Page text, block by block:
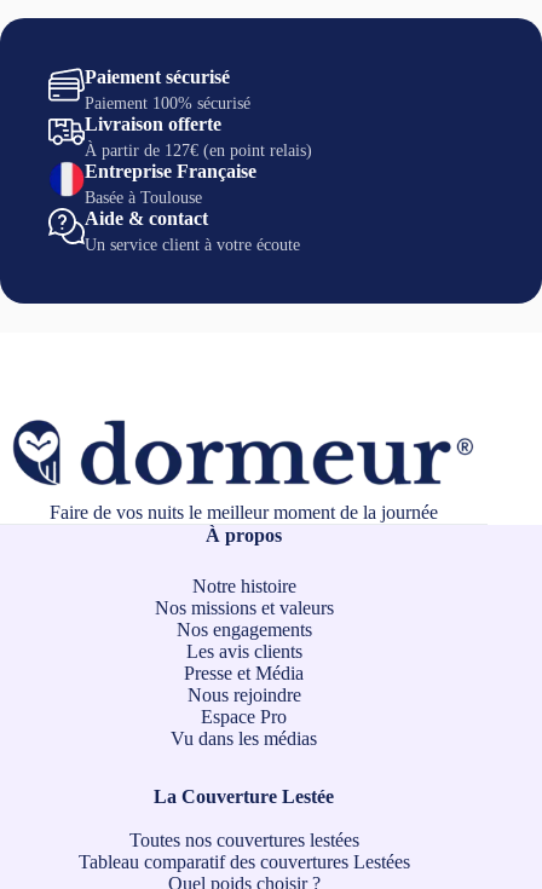
Paiement sécurisé
Paiement 100% sécurisé
Livraison offerte
À partir de 127€ (en point relais)
Entreprise Française
Basée à Toulouse
Aide & contact
Un service client à votre écoute
Faire de vos nuits le meilleur moment de la journée
À propos
Notre histoire
Nos missions et valeurs
Nos engagements
Les avis clients
Presse et Média
Nous rejoindre
Espace Pro
Vu dans les médias
La Couverture Lestée
Toutes nos couvertures lestées
Tableau comparatif des couvertures Lestées
Quel poids choisir ?